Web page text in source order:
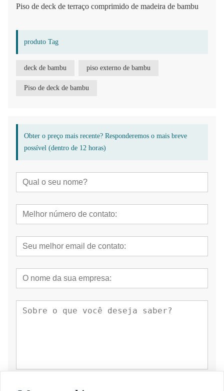
Piso de deck de terraço comprimido de madeira de bambu
produto Tag
deck de bambu piso externo de bambu
Piso de deck de bambu
Obter o preço mais recente? Responderemos o mais breve
possível (dentro de 12 horas)